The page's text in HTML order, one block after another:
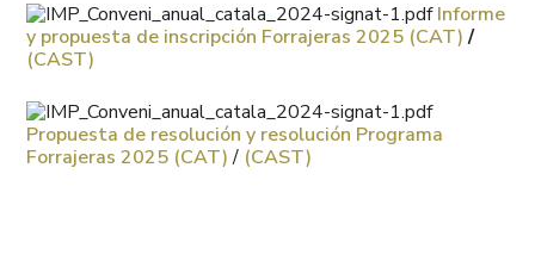
Informe
y propuesta de inscripción Forrajeras 2025 (CAT)/
(CAST)
Propuesta de resolución y resolución Programa
Forrajeras 2025 (CAT) / (CAST)